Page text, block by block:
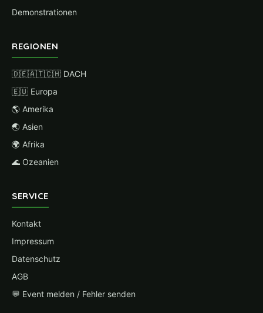
Demonstrationen
REGIONEN
🇩🇪🇦🇹🇨🇭 DACH
🇪🇺 Europa
🌎 Amerika
🌏 Asien
🌍 Afrika
🌊 Ozeanien
SERVICE
Kontakt
Impressum
Datenschutz
AGB
💬 Event melden / Fehler senden